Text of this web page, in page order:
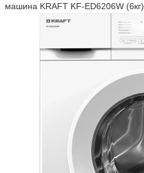
машина KRAFT KF-ED6206W (6кг)